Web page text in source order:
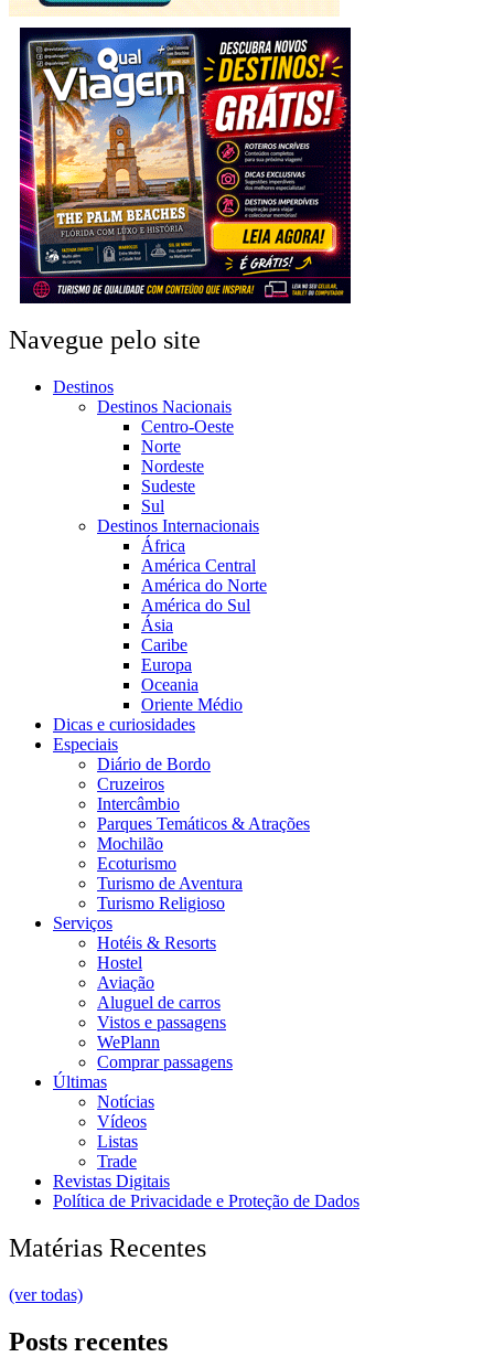
Navegue pelo site
Destinos
Destinos Nacionais
Centro-Oeste
Norte
Nordeste
Sudeste
Sul
Destinos Internacionais
África
América Central
América do Norte
América do Sul
Ásia
Caribe
Europa
Oceania
Oriente Médio
Dicas e curiosidades
Especiais
Diário de Bordo
Cruzeiros
Intercâmbio
Parques Temáticos & Atrações
Mochilão
Ecoturismo
Turismo de Aventura
Turismo Religioso
Serviços
Hotéis & Resorts
Hostel
Aviação
Aluguel de carros
Vistos e passagens
WePlann
Comprar passagens
Últimas
Notícias
Vídeos
Listas
Trade
Revistas Digitais
Política de Privacidade e Proteção de Dados
Matérias Recentes
(ver todas)
Posts recentes